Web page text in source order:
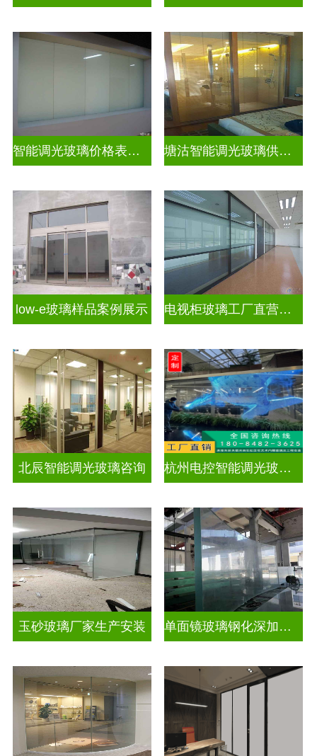
智能调光玻璃价格表图片及价格 塘沽智能调光玻璃供应商
low-e玻璃样品案例展示 电视柜玻璃工厂直营生产
北辰智能调光玻璃咨询 杭州电控智能调光玻璃厂招聘
玉砂玻璃厂家生产安装 单面镜玻璃钢化深加工玻璃